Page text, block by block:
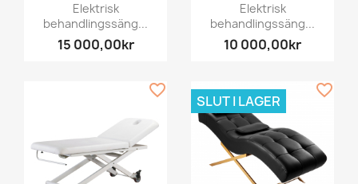
Elektrisk
behandlingssäng...
15 000,00kr
Elektrisk
behandlingssäng...
10 000,00kr
favorite_border
SLUT I LAGER
favorite_border